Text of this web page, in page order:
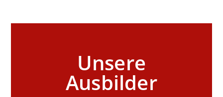
Unsere
Ausbilder